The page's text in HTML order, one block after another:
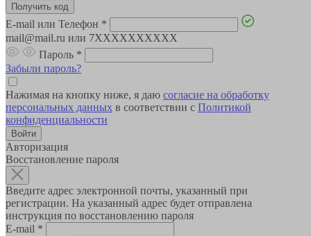
E-mail или Телефон *
mail@mail.ru или 7XXXXXXXXXX
Пароль *
Забыли пароль?
Нажимая на кнопку ниже, я даю согласие на обработку
персональных данных в соответствии с Политикой
конфиденциальности
Авторизация
Восстановление пароля
Введите адрес электронной почты, указанный при
регистрации. На указанный адрес будет отправлена
инструкция по восстановлению пароля
E-mail *